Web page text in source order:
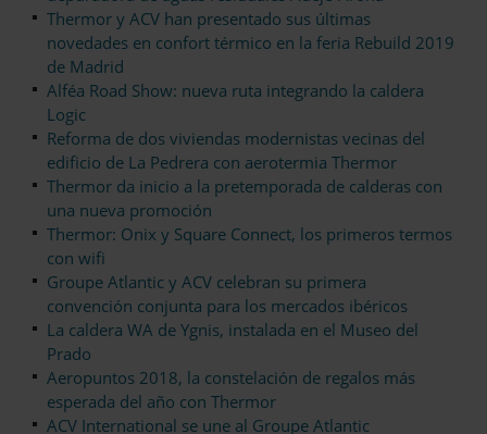
Thermor y ACV han presentado sus últimas
novedades en confort térmico en la feria Rebuild 2019
de Madrid
Alféa Road Show: nueva ruta integrando la caldera
Logic
Reforma de dos viviendas modernistas vecinas del
edificio de La Pedrera con aerotermia Thermor
Thermor da inicio a la pretemporada de calderas con
una nueva promoción
Thermor: Onix y Square Connect, los primeros termos
con wifi
Groupe Atlantic y ACV celebran su primera
convención conjunta para los mercados ibéricos
La caldera WA de Ygnis, instalada en el Museo del
Prado
Aeropuntos 2018, la constelación de regalos más
esperada del año con Thermor
ACV International se une al Groupe Atlantic